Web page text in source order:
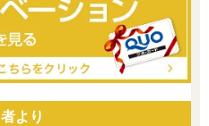
より